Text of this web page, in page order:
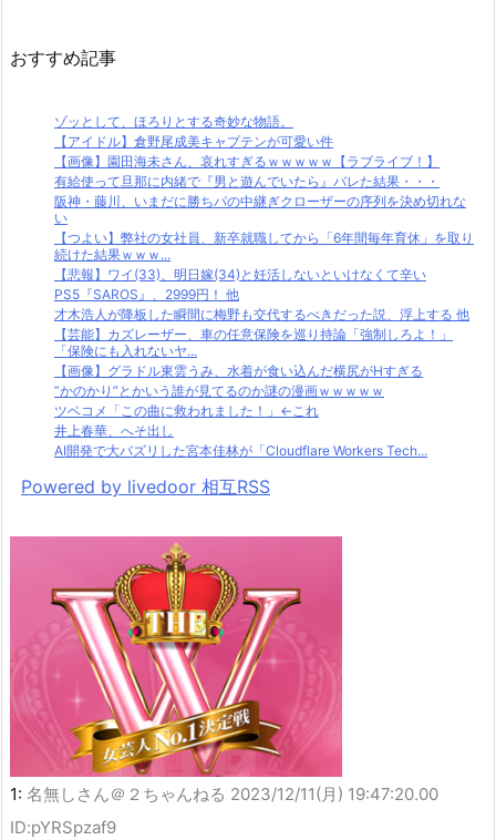
おすすめ記事
ゾッとして、ほろりとする奇妙な物語。
【アイドル】倉野尾成美キャプテンが可愛い件
【画像】園田海未さん、哀れすぎるｗｗｗｗｗ【ラブライブ！】
有給使って旦那に内緒で『男と遊んでいたら』バレた結果・・・
阪神・藤川、いまだに勝ちパの中継ぎクローザーの序列を決め切れな
い
【つよい】弊社の女社員、新卒就職してから「6年間毎年育休」を取り
続けた結果ｗｗｗ...
【悲報】ワイ(33)、明日嫁(34)と妊活しないといけなくて辛い
PS5『SAROS』、2999円！ 他
才木浩人が降板した瞬間に梅野も交代するべきだった説、浮上する 他
【芸能】カズレーザー、車の任意保険を巡り持論「強制しろよ！」
「保険にも入れないヤ...
【画像】グラドル東雲うみ、水着が食い込んだ横尻がHすぎる
”かのかり”とかいう誰が見てるのか謎の漫画ｗｗｗｗｗ
ツベコメ「この曲に救われました！」←これ
井上春華、へそ出し
AI開発で大バズリした宮本佳林が「Cloudflare Workers Tech...
Powered by livedoor 相互RSS
1: 名無しさん＠２ちゃんねる 2023/12/11(月) 19:47:20.00
ID:pYRSpzaf9